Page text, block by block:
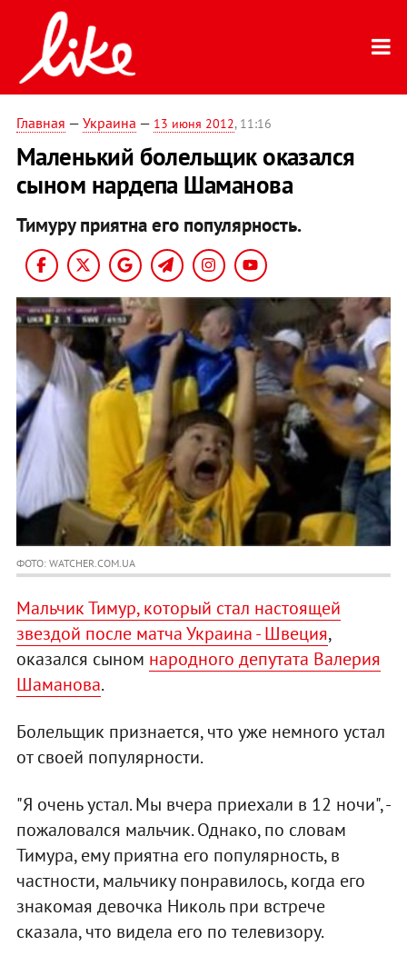
Главная — Украина — 13 июня 2012, 11:16
Маленький болельщик оказался
сыном нардепа Шаманова
Тимуру приятна его популярность.
ФОТО: WATCHER.COM.UA
Мальчик Тимур, который стал настоящей
звездой после матча Украина - Швеция,
оказался сыном народного депутата Валерия
Шаманова.
Болельщик признается, что уже немного устал
от своей популярности.
"Я очень устал. Мы вчера приехали в 12 ночи", -
пожаловался мальчик. Однако, по словам
Тимура, ему приятна его популярность, в
частности, мальчику понравилось, когда его
знакомая девочка Николь при встрече
сказала, что видела его по телевизору.